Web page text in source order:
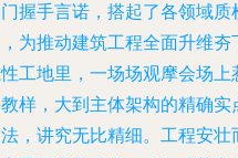
握手言诺，搭起了各领域
为推动建筑工程全面升维
工地里，一场场观摩会场
样，大到主体架构的精确
，讲究无比精细。工程安